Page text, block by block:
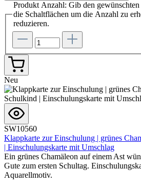
Produkt Anzahl: Gib den
die Schaltflächen um die Anzahl zu
reduzieren.
Neu
SW10560
Klappkarte zur Einschulung | grünes
| Einschulungskarte mit Umschlag
Ein grünes Chamäleon auf einem Ast
Gute zum ersten Schultag.
Aquarellmotiv.